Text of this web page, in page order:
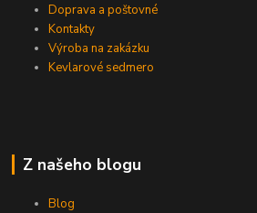
Doprava a poštovné
Kontakty
Výroba na zakázku
Kevlarové sedmero
Z našeho blogu
Blog